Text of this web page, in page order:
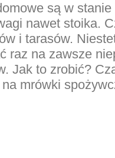
są w
nawet stoika.
i tarasów.
raz na zawsze
Jak to zrobić?
mrówki